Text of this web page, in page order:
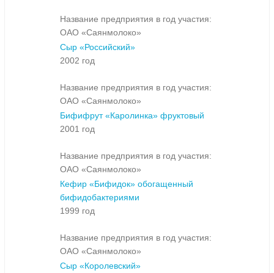
Название предприятия в год участия:
ОАО «Саянмолоко»
Сыр «Российский»
2002 год
Название предприятия в год участия:
ОАО «Саянмолоко»
Бифифрут «Каролинка» фруктовый
2001 год
Название предприятия в год участия:
ОАО «Саянмолоко»
Кефир «Бифидок» обогащенный
бифидобактериями
1999 год
Название предприятия в год участия:
ОАО «Саянмолоко»
Сыр «Королевский»